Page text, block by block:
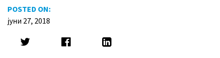
POSTED ON:
јуни 27, 2018